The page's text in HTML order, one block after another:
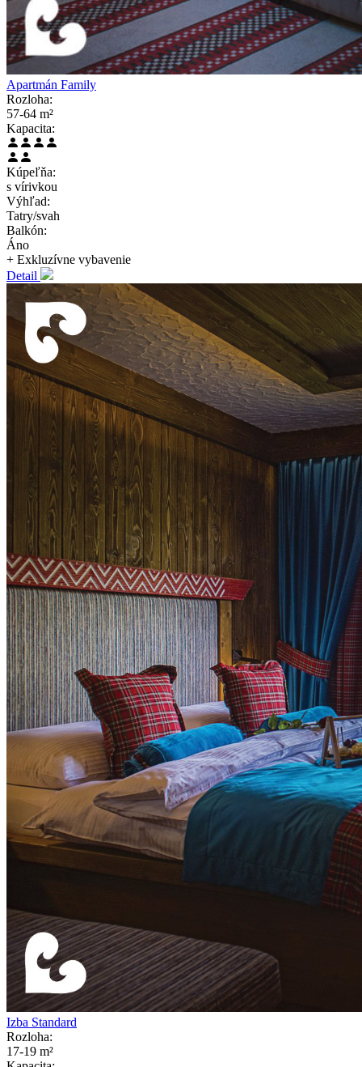
Apartmán Family
Rozloha:
57-64 m²
Kapacita:
Kúpeľňa:
s vírivkou
Výhľad:
Tatry/svah
Balkón:
Áno
+ Exkluzívne vybavenie
Detail
Izba Standard
Rozloha:
17-19 m²